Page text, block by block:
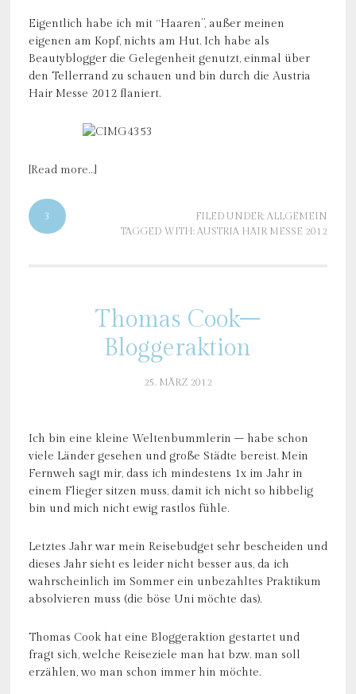
Eigentlich habe ich mit “Haaren”, außer meinen
eigenen am Kopf, nichts am Hut. Ich habe als
Beautyblogger die Gelegenheit genutzt, einmal über
den Tellerrand zu schauen und bin durch die Austria
Hair Messe 2012 flaniert.
[Read more…]
3 FILED UNDER:ALLGEMEIN
TAGGED WITH:AUSTRIA HAIR MESSE 2012
Thomas Cook–
Bloggeraktion
25. MÄRZ 2012
Ich bin eine kleine Weltenbummlerin – habe schon
viele Länder gesehen und große Städte bereist. Mein
Fernweh sagt mir, dass ich mindestens 1x im Jahr in
einem Flieger sitzen muss, damit ich nicht so hibbelig
bin und mich nicht ewig rastlos fühle.
Letztes Jahr war mein Reisebudget sehr bescheiden und
dieses Jahr sieht es leider nicht besser aus, da ich
wahrscheinlich im Sommer ein unbezahltes Praktikum
absolvieren muss (die böse Uni möchte das).
Thomas Cook hat eine Bloggeraktion gestartet und
fragt sich, welche Reiseziele man hat bzw. man soll
erzählen, wo man schon immer hin möchte.